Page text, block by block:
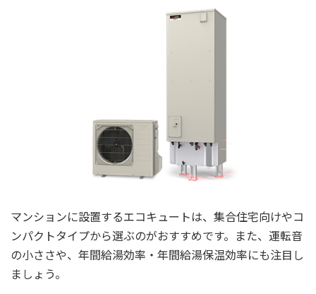
マンションに設置するエコキュートは、集合住宅向けやコ
ンパクトタイプから選ぶのがおすすめです。また、運転音
の小ささや、年間給湯効率・年間給湯保温効率にも注目し
ましょう。